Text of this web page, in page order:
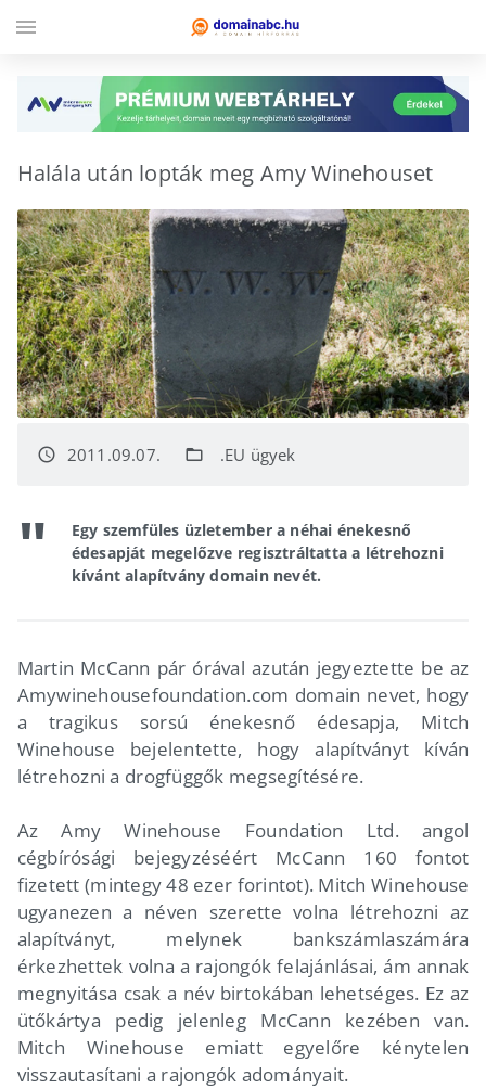
Halála után lopták meg Amy Winehouset
access_time 2011.09.07. folder_open .EU ügyek
Egy szemfüles üzletember a néhai énekesnő
édesapját megelőzve regisztráltatta a létrehozni
kívánt alapítvány domain nevét.
Martin McCann pár órával azután jegyeztette be az
Amywinehousefoundation.com domain nevet, hogy
a tragikus sorsú énekesnő édesapja, Mitch
Winehouse bejelentette, hogy alapítványt kíván
létrehozni a drogfüggők megsegítésére.
Az Amy Winehouse Foundation Ltd. angol
cégbírósági bejegyzéséért McCann 160 fontot
fizetett (mintegy 48 ezer forintot). Mitch Winehouse
ugyanezen a néven szerette volna létrehozni az
alapítványt, melynek bankszámlaszámára
érkezhettek volna a rajongók felajánlásai, ám annak
megnyitása csak a név birtokában lehetséges. Ez az
ütőkártya pedig jelenleg McCann kezében van.
Mitch Winehouse emiatt egyelőre kénytelen
visszautasítani a rajongók adományait.
menu